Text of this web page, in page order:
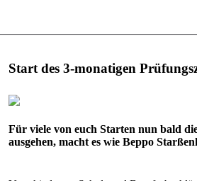
Start des 3-monatigen
Für viele von euch Starten nun bald
ausgehen, macht es wie Beppo